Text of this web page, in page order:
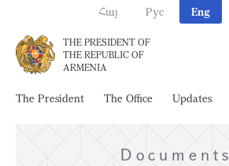
Հայ Рус Eng
THE PRESIDENT OF
THE REPUBLIC OF
ARMENIA
The President The Office Updates
Documents